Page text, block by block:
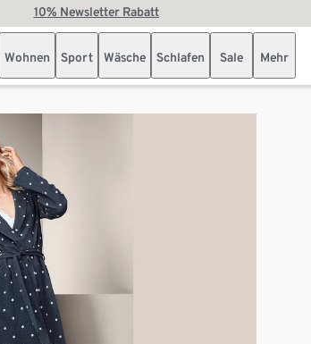
10% Newsletter Rabatt
Wohnen Sport Wäsche Schlafen Sale Mehr